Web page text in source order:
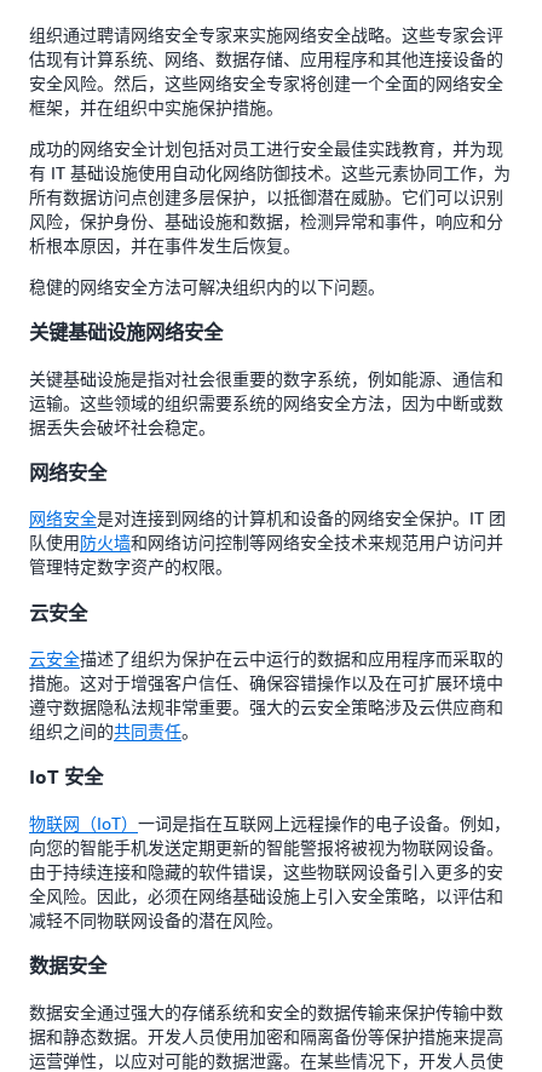
组织通过聘请网络安全专家来实施网络安全战略。这些专家会评
估现有计算系统、网络、数据存储、应用程序和其他连接设备的
安全风险。然后，这些网络安全专家将创建一个全面的网络安全
框架，并在组织中实施保护措施。
成功的网络安全计划包括对员工进行安全最佳实践教育，并为现
有 IT 基础设施使用自动化网络防御技术。这些元素协同工作，为
所有数据访问点创建多层保护，以抵御潜在威胁。它们可以识别
风险，保护身份、基础设施和数据，检测异常和事件，响应和分
析根本原因，并在事件发生后恢复。
稳健的网络安全方法可解决组织内的以下问题。
关键基础设施网络安全
关键基础设施是指对社会很重要的数字系统，例如能源、通信和
运输。这些领域的组织需要系统的网络安全方法，因为中断或数
据丢失会破坏社会稳定。
网络安全
网络安全是对连接到网络的计算机和设备的网络安全保护。IT 团
队使用防火墙和网络访问控制等网络安全技术来规范用户访问并
管理特定数字资产的权限。
云安全
云安全描述了组织为保护在云中运行的数据和应用程序而采取的
措施。这对于增强客户信任、确保容错操作以及在可扩展环境中
遵守数据隐私法规非常重要。强大的云安全策略涉及云供应商和
组织之间的共同责任。
IoT 安全
物联网（IoT） 一词是指在互联网上远程操作的电子设备。例如，
向您的智能手机发送定期更新的智能警报将被视为物联网设备。
由于持续连接和隐藏的软件错误，这些物联网设备引入更多的安
全风险。因此，必须在网络基础设施上引入安全策略，以评估和
减轻不同物联网设备的潜在风险。
数据安全
数据安全通过强大的存储系统和安全的数据传输来保护传输中数
据和静态数据。开发人员使用加密和隔离备份等保护措施来提高
运营弹性，以应对可能的数据泄露。在某些情况下，开发人员使